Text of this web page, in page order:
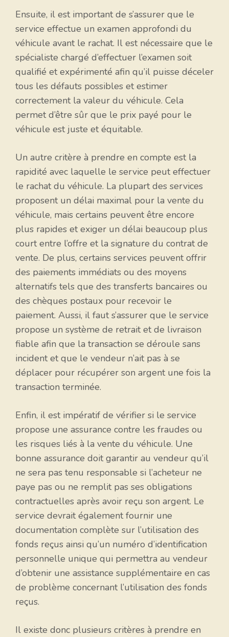
Ensuite, il est important de s’assurer que le
service effectue un examen approfondi du
véhicule avant le rachat. Il est nécessaire que le
spécialiste chargé d’effectuer l’examen soit
qualifié et expérimenté afin qu’il puisse déceler
tous les défauts possibles et estimer
correctement la valeur du véhicule. Cela
permet d’être sûr que le prix payé pour le
véhicule est juste et équitable.
Un autre critère à prendre en compte est la
rapidité avec laquelle le service peut effectuer
le rachat du véhicule. La plupart des services
proposent un délai maximal pour la vente du
véhicule, mais certains peuvent être encore
plus rapides et exiger un délai beaucoup plus
court entre l’offre et la signature du contrat de
vente. De plus, certains services peuvent offrir
des paiements immédiats ou des moyens
alternatifs tels que des transferts bancaires ou
des chèques postaux pour recevoir le
paiement. Aussi, il faut s’assurer que le service
propose un système de retrait et de livraison
fiable afin que la transaction se déroule sans
incident et que le vendeur n’ait pas à se
déplacer pour récupérer son argent une fois la
transaction terminée.
Enfin, il est impératif de vérifier si le service
propose une assurance contre les fraudes ou
les risques liés à la vente du véhicule. Une
bonne assurance doit garantir au vendeur qu’il
ne sera pas tenu responsable si l’acheteur ne
paye pas ou ne remplit pas ses obligations
contractuelles après avoir reçu son argent. Le
service devrait également fournir une
documentation complète sur l’utilisation des
fonds reçus ainsi qu’un numéro d’identification
personnelle unique qui permettra au vendeur
d’obtenir une assistance supplémentaire en cas
de problème concernant l’utilisation des fonds
reçus.
Il existe donc plusieurs critères à prendre en